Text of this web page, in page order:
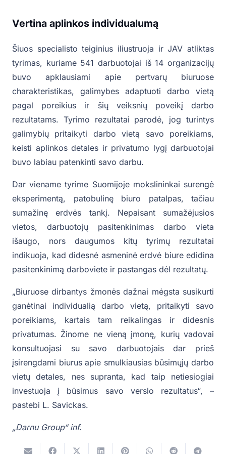
Vertina aplinkos individualumą
Šiuos specialisto teiginius iliustruoja ir JAV atliktas
tyrimas, kuriame 541 darbuotojai iš 14 organizacijų
buvo apklausiami apie pertvarų biuruose
charakteristikas, galimybes adaptuoti darbo vietą
pagal poreikius ir šių veiksnių poveikį darbo
rezultatams. Tyrimo rezultatai parodė, jog turintys
galimybių pritaikyti darbo vietą savo poreikiams,
keisti aplinkos detales ir privatumo lygį darbuotojai
buvo labiau patenkinti savo darbu.
Dar viename tyrime Suomijoje mokslininkai surengė
eksperimentą, patobulinę biuro patalpas, tačiau
sumažinę erdvės tankį. Nepaisant sumažėjusios
vietos, darbuotojų pasitenkinimas darbo vieta
išaugo, nors daugumos kitų tyrimų rezultatai
indikuoja, kad didesnė asmeninė erdvė biure edidina
pasitenkinimą darboviete ir pastangas dėl rezultatų.
„Biuruose dirbantys žmonės dažnai mėgsta susikurti
ganėtinai individualią darbo vietą, pritaikyti savo
poreikiams, kartais tam reikalingas ir didesnis
privatumas. Žinome ne vieną įmonę, kurių vadovai
konsultuojasi su savo darbuotojais dar prieš
įsirengdami biurus apie smulkiausias būsimųjų darbo
vietų detales, nes supranta, kad taip netiesiogiai
investuoja į būsimus savo verslo rezultatus“, –
pastebi L. Savickas.
„Darnu Group“ inf.